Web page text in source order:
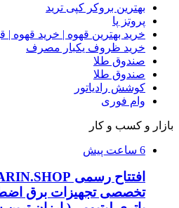
بهترین بروکر کپی ترید
پروتز پا
خرید بهترین قهوه | خرید قهوه |
خرید ظروف یکبار مصرف
صندوق طلا
صندوق طلا
کوشش رادیاتور
وام فوری
بازار و کسب و کار
6 ساعت پیش
تخصصی تجهیزات برق